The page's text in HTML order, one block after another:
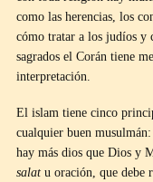
como las herencias, los
cómo tratar a los judíos y
sagrados el Corán tiene
interpretación.
El islam tiene cinco
cualquier buen
hay más dios que Dios y
salat u oración, que debe